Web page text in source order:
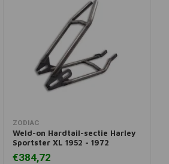
ZODIAC
Weld-on Hardtail-sectie Harley
Sportster XL 1952 - 1972
€384,72